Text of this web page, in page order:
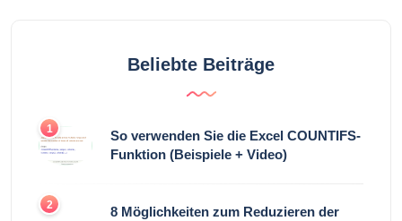
Beliebte Beiträge
1
So verwenden Sie die Excel COUNTIFS-
Funktion (Beispiele + Video)
2
8 Möglichkeiten zum Reduzieren der